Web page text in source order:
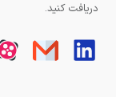
دریافت کنید.